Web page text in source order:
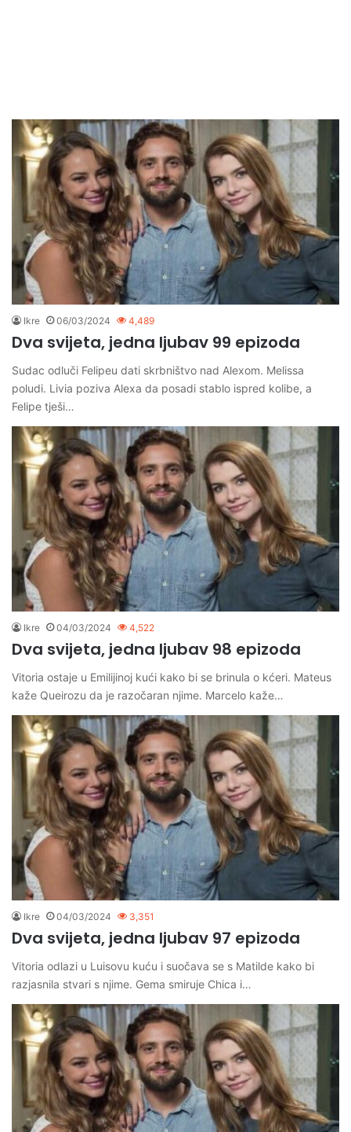
Ikre 06/03/2024 4,489
Dva svijeta, jedna ljubav 99 epizoda
Sudac odluči Felipeu dati skrbništvo nad Alexom. Melissa
poludi. Livia poziva Alexa da posadi stablo ispred kolibe, a
Felipe tješi…
Ikre 04/03/2024 4,522
Dva svijeta, jedna ljubav 98 epizoda
Vitoria ostaje u Emilijinoj kući kako bi se brinula o kćeri. Mateus
kaže Queirozu da je razočaran njime. Marcelo kaže…
Ikre 04/03/2024 3,351
Dva svijeta, jedna ljubav 97 epizoda
Vitoria odlazi u Luisovu kuću i suočava se s Matilde kako bi
razjasnila stvari s njime. Gema smiruje Chica i…